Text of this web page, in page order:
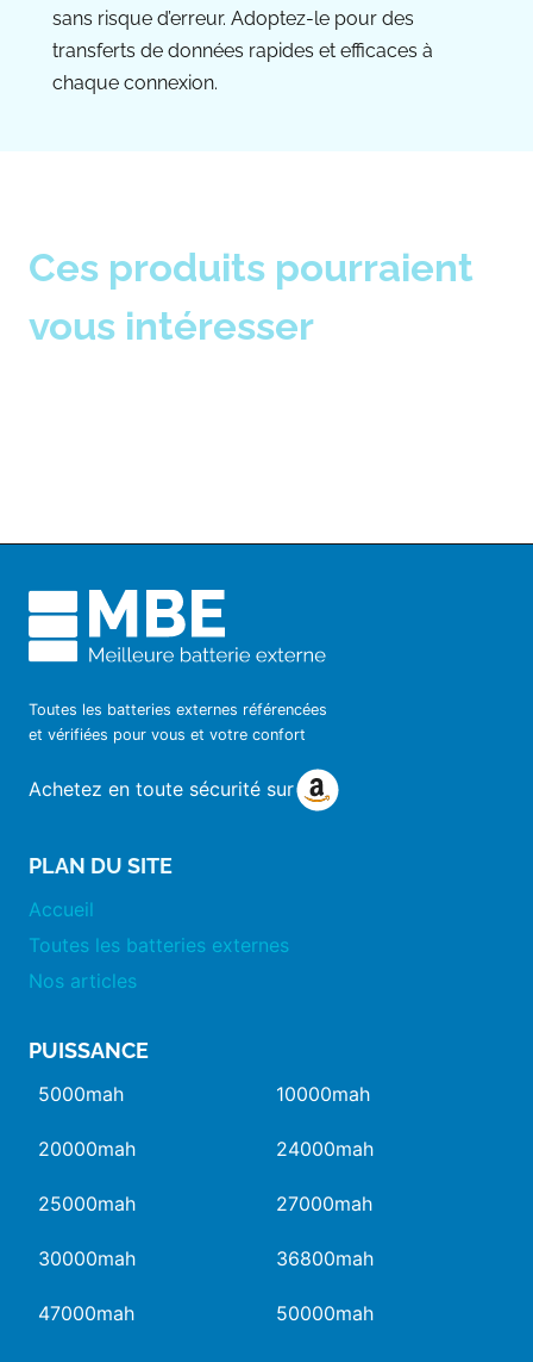
sans risque d’erreur. Adoptez-le pour des
transferts de données rapides et efficaces à
chaque connexion.
Ces produits pourraient
vous intéresser
Toutes les batteries externes référencées
et vérifiées pour vous et votre confort
Achetez en toute sécurité sur
PLAN DU SITE
Accueil
Toutes les batteries externes
Nos articles
PUISSANCE
5000mah 10000mah
20000mah 24000mah
25000mah 27000mah
30000mah 36800mah
47000mah 50000mah